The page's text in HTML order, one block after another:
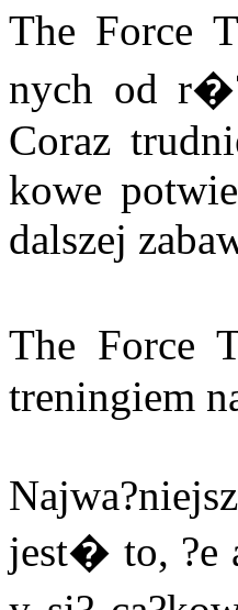
The Force
nych od
Coraz
kowe
dalszej
The Force
treningiem
jest� to, ?e